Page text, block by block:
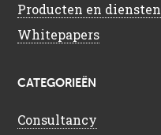
Producten en diensten
Whitepapers
CATEGORIEËN
Consultancy